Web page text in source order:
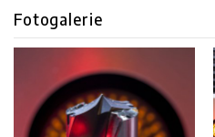
Fotogalerie